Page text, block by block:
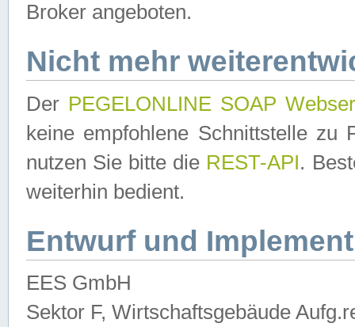
Broker angeboten.
Nicht mehr
Der PEGELONLINE SOAP
keine empfohlene Schnittstelle zu
nutzen Sie bitte die REST-API.
weiterhin bedient.
Entwurf und
EES GmbH
Sektor F, Wirtschaftsgebäude